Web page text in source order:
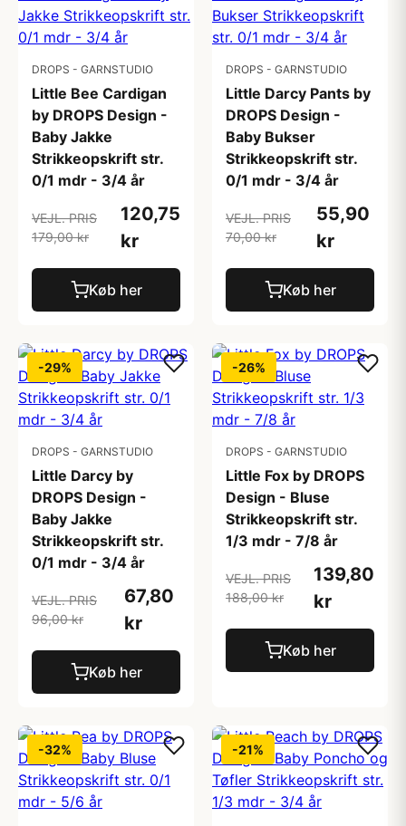
DROPS - GARNSTUDIO
Little Bee Cardigan
by DROPS Design -
Baby Jakke
Strikkeopskrift str.
0/1 mdr - 3/4 år
VEJL. PRIS
179,00 kr
120,75
kr
Køb her
DROPS - GARNSTUDIO
Little Darcy Pants by
DROPS Design -
Baby Bukser
Strikkeopskrift str.
0/1 mdr - 3/4 år
VEJL. PRIS
70,00 kr
55,90
kr
Køb her
-29%
DROPS - GARNSTUDIO
Little Darcy by
DROPS Design -
Baby Jakke
Strikkeopskrift str.
0/1 mdr - 3/4 år
VEJL. PRIS
96,00 kr
67,80
kr
Køb her
-26%
DROPS - GARNSTUDIO
Little Fox by DROPS
Design - Bluse
Strikkeopskrift str.
1/3 mdr - 7/8 år
VEJL. PRIS
188,00 kr
139,80
kr
Køb her
-32% -21%